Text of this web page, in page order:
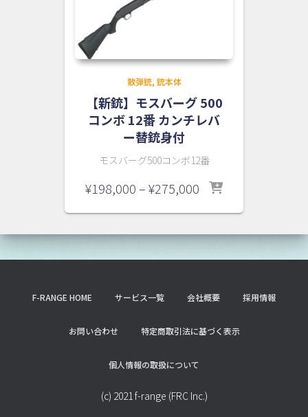
散弾銃 銃本体
【新銃】モスバーグ 500
コンボ 12番 カンチレバ
ー替銃身付
モスバーグ500コンボ12番
¥198,000–¥275,000 価
帯:
¥198,000
–
¥275,000
F-RANGE HOME サービス一覧 会社概要 採用情報
お問い合わせ 特定商取引法に基づく表示
個人情報の取扱について
(c) 2021 f-range (FRC Inc.)